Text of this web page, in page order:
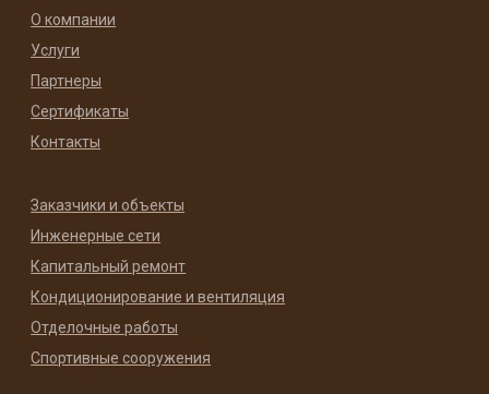
О компании
Услуги
Партнеры
Сертификаты
Контакты
Заказчики и объекты
Инженерные сети
Капитальный ремонт
Кондиционирование и вентиляция
Отделочные работы
Спортивные сооружения